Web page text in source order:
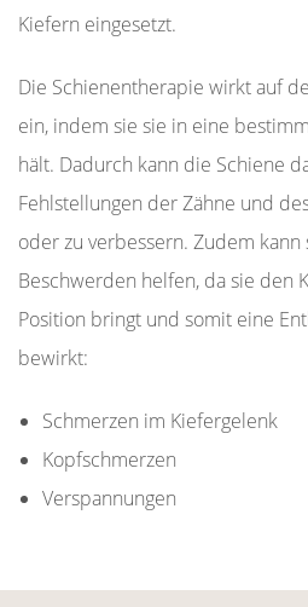
Kiefern eingesetzt.
Die Schienentherapie wirkt auf
ein, indem sie sie in eine
hält. Dadurch kann die Schiene
Fehlstellungen der Zähne und
oder zu verbessern. Zudem
Beschwerden helfen, da sie den
Position bringt und somit eine
bewirkt:
Schmerzen im Kiefergelenk
Kopfschmerzen
Verspannungen